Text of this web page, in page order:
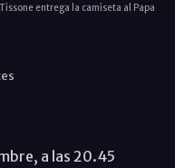
Tissone entrega la camiseta al Papa
a las 20.45